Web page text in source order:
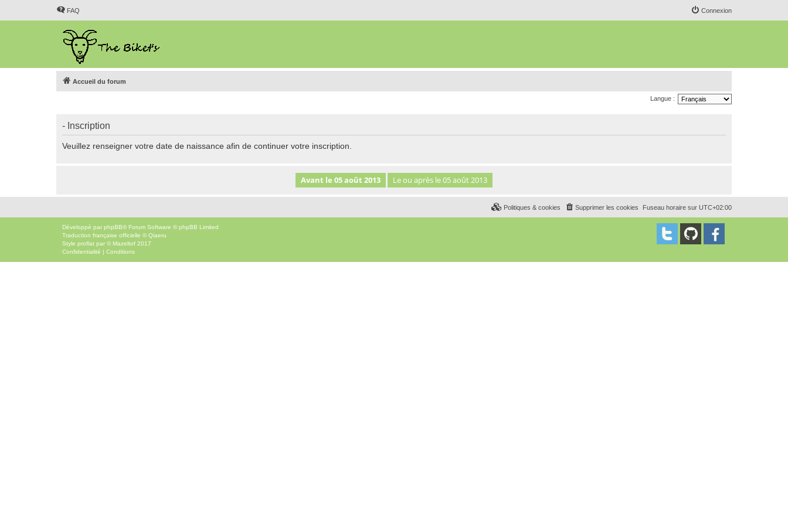
FAQ Connexion
Accueil du forum
Langue :
- Inscription
Veuillez renseigner votre date de naissance afin de continuer votre inscription.
Fuseau horaire sur UTC+02:00
Supprimer les cookies
Politiques & cookies
Développé par phpBB® Forum Software © phpBB Limited
Traduction française officielle ©Qiaeru
Style proflat par © Mazeltof 2017
Confidentialité | Conditions